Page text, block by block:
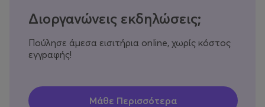
Διοργανώνεις εκδηλώσεις;
Πούλησε άμεσα εισιτήρια online, χωρίς κόστος
εγγραφής!